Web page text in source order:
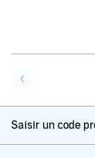
Saisir un code